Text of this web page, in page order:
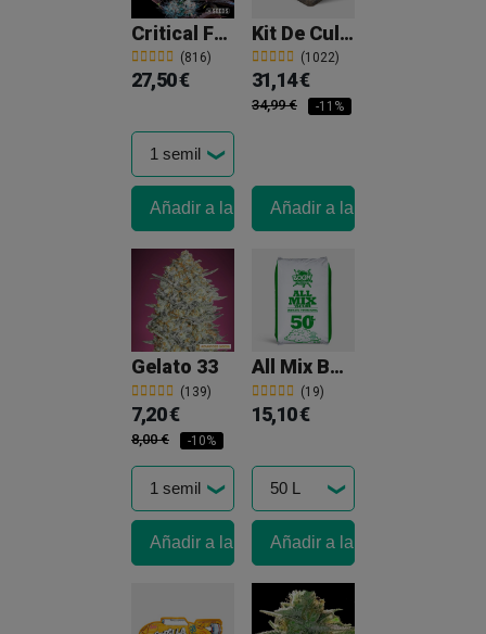
Critical Feminizada A Granel
(816)
27,50 €
Añadir a la cesta
Kit De Cultivo Setas McKennaii
(1022)
31,14 €
34,99 € -11%
Añadir a la cesta
Gelato 33
(139)
7,20 €
8,00 € -10%
Añadir a la cesta
All Mix Boom Nutrients
(19)
15,10 €
Añadir a la cesta